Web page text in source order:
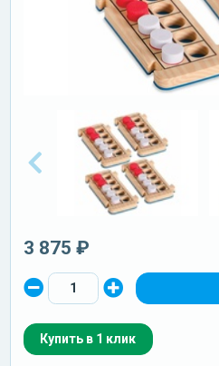
3 875 ₽
Купить в 1 клик